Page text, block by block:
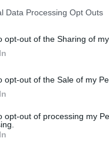
Data Processing Opt Outs
opt-out of the Sharing of
opt-out of the Sale of my
opt-out of processing my
med jämna
Varför?
i vevhus, Volvo
inlägget avMossan1 Igår
felsökning